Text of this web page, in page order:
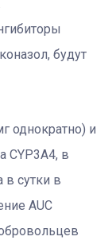
будут
однократно) и
CYP3A4, в
в сутки в
AUC